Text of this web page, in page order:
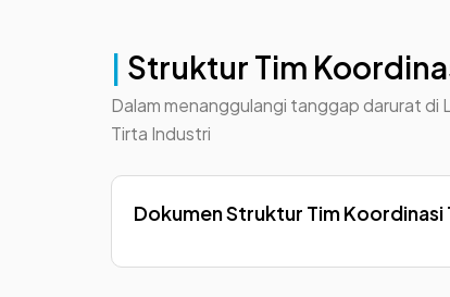
| Struktur Tim
Dalam menanggulangi tanggap darurat di
Tirta Industri
Dokumen Struktur Tim Koordinasi